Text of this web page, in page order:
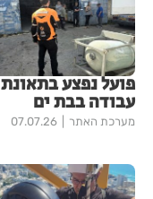
פועל נפצע בתאונת
עבודה בבת ים
מערכת האתר 07.07.26